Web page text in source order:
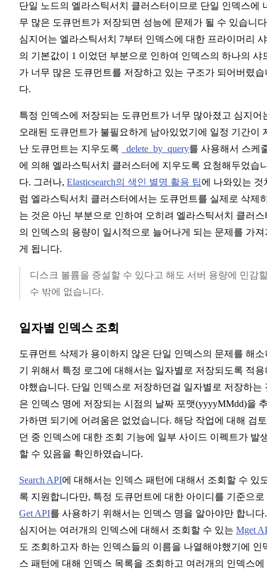
단일 노드의 엘라스틱서치 클러스터이므로 단일 인덱스에
무 많은 도큐먼트가 저장되면 성능에 문제가 될 수 있습니
심지어는 엘라스틱서치 7부터 인덱스에 대한 프라이머리
의 기본값이 1 이었던 부분으로 인하여 인덱스의 하나의 샤
가 너무 많은 도큐먼트를 저장하고 있는 구조가 되어버렸습
다.
특정 인덱스에 저장되는 도큐먼트가 너무 많아졌고 심지어
오래된 도큐먼트가 불필요하게 남아있었기에 일정 기간이
난 도큐먼트는 지우도록
_delete_by_query를 사용해서 스케
에 의해 엘라스틱서치 클러스터에 지우도록 요청해두었습
다. 그러나, Elasticsearch의 색인 별명 활용 팁에 나와있는 것
럼 엘라스틱서치 클러스터에서는 도큐먼트를 실제로 삭제
는 것은 아닌 부분으로 인하여 오히려 엘라스틱서치 클러스
의 인덱스의 용량이 일시적으로 늘어나게 되는 문제를 가져
게 됩니다.
디스크 볼륨을 증설할 수 있다고 해도 서버 용량에 민감
수 밖에 없습니다.
일자별 인덱스 조회
도큐먼트 삭제가 용이하지 않은 단일 인덱스의 문제를 해소
기 위해서 특정 로그에 대해서는 일자별로 저장되도록 적용
야했습니다. 단일 인덱스로 저장하던걸 일자별로 저장하는
은 인덱스 명에 저장되는 시점의 날짜 포맷(yyyyMMdd)을
가하면 되기에 어려움은 없었습니다. 해당 작업에 대해 검
던 중 인덱스에 대한 조회 기능에 일부 사이드 이펙트가 발
할 수 있음을 확인하였습니다.
Search API에 대해서는 인덱스 패턴에 대해서 조회할 수 있
록 지원합니다만, 특정 도큐먼트에 대한 아이디를 기준으로
Get API를 사용하기 위해서는 인덱스 명을 알아야만 합니다.
심지어는 여러개의 인덱스에 대해서 조회할 수 있는 Mget
도 조회하고자 하는 인덱스들의 이름을 나열해야했기에 인
스 패턴에 대해 인덱스 목록을 조회하고 여러개의 인덱스에